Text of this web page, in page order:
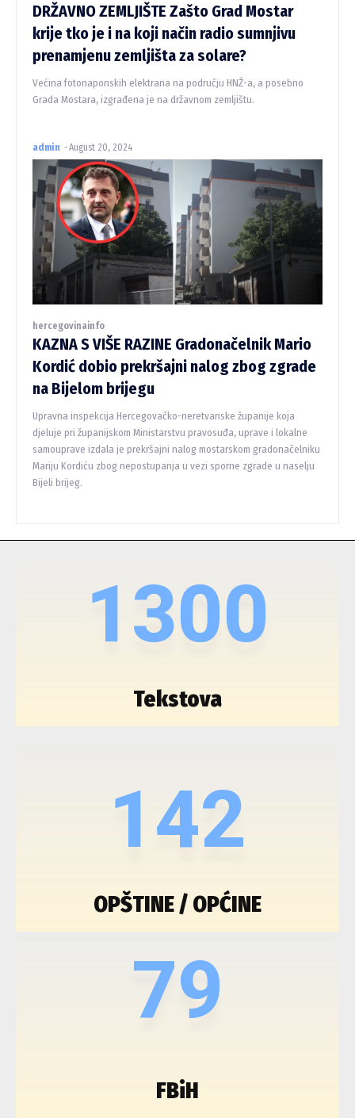
DRŽAVNO ZEMLJIŠTE Zašto Grad Mostar
krije tko je i na koji način radio sumnjivu
prenamjenu zemljišta za solare?
Većina fotonaponskih elektrana na području HNŽ-a, a posebno
Grada Mostara, izgrađena je na državnom zemljištu.
admin -August 20, 2024
hercegovinainfo
KAZNA S VIŠE RAZINE Gradonačelnik Mario
Kordić dobio prekršajni nalog zbog zgrade
na Bijelom brijegu
Upravna inspekcija Hercegovačko-neretvanske županije koja
djeluje pri županijskom Ministarstvu pravosuđa, uprave i lokalne
samouprave izdala je prekršajni nalog mostarskom gradonačelniku
Mariju Kordiću zbog nepostupanja u vezi sporne zgrade u naselju
Bijeli brijeg.
1300
Tekstova
142
OPŠTINE / OPĆINE
79
FBiH